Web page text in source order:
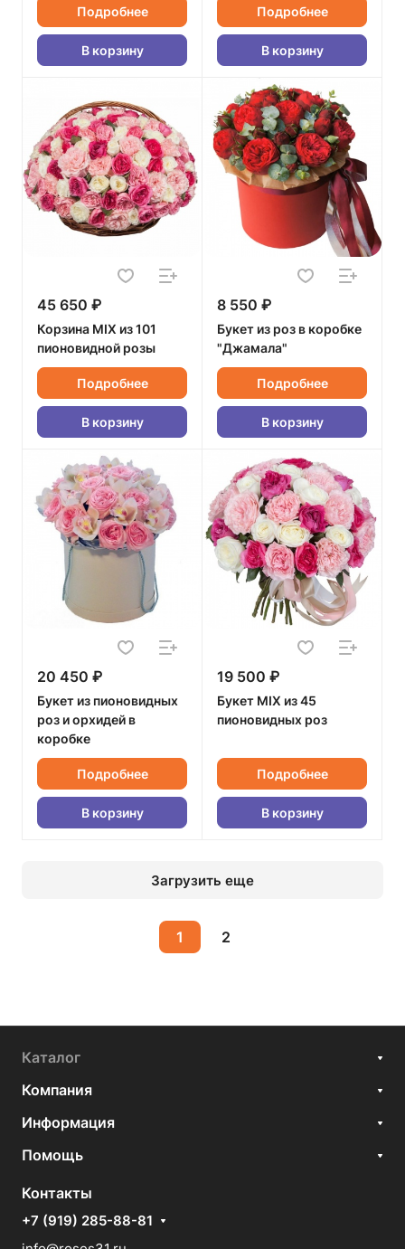
Подробнее
В корзину
Подробнее
В корзину
45 650 ₽
Корзина MIX из 101
пионовидной розы
Подробнее
В корзину
8 550 ₽
Букет из роз в коробке
"Джамала"
Подробнее
В корзину
20 450 ₽
Букет из пионовидных
роз и орхидей в
коробке
Подробнее
В корзину
19 500 ₽
Букет MIX из 45
пионовидных роз
Подробнее
В корзину
Загрузить еще
1 2
Каталог
Компания
Информация
Помощь
Контакты
+7 (919) 285-88-81